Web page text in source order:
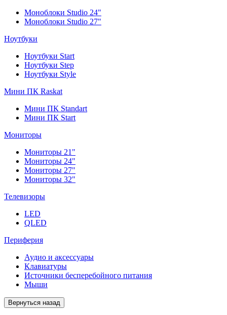
Моноблоки Studio 24"
Моноблоки Studio 27"
Ноутбуки
Ноутбуки Start
Ноутбуки Step
Ноутбуки Style
Мини ПК Raskat
Мини ПК Standart
Мини ПК Start
Мониторы
Мониторы 21"
Мониторы 24"
Мониторы 27"
Мониторы 32"
Телевизоры
LED
QLED
Периферия
Аудио и аксессуары
Клавиатуры
Источники бесперебойного питания
Мыши
Вернуться назад